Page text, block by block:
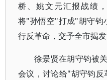
桥、姚文元汇报战绩
将"孙悟空"打成"胡守钧
行反革命，交予全市揭发
徐景贤在胡守钧被
会议，讨论给"胡守钧